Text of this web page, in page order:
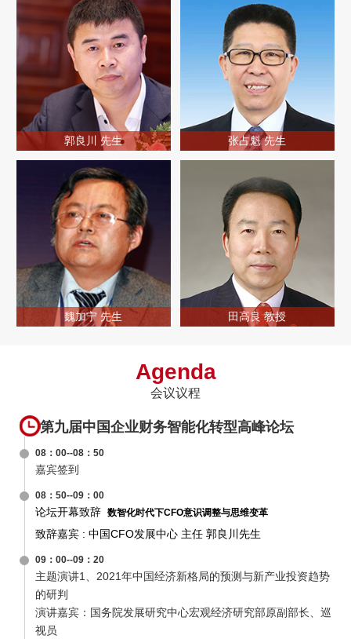
郭良川 先生
魏加宁 先生
张占魁 先生
田高良 教授
Agenda
会议议程
08：00--08：50 08：50--09：00 09：00--09：
第九届中国企业财务智能化转型高峰论坛
08：00--08：50
嘉宾签到
08：50--09：00
论坛开幕致辞数智化时代下CFO意识调整与思维变革
致辞嘉宾 : 中国CFO发展中心 主任 郭良川先生
09：00--09：20
主题演讲1、2021年中国经济新格局的预测与新产业投资趋势
的研判
演讲嘉宾：国务院发展研究中心宏观经济研究部原副部长、巡
视员